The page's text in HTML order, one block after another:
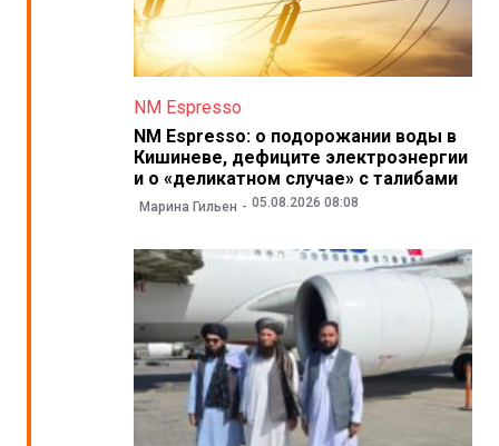
NM Espresso
NM Espresso: о подорожании воды в
Кишиневе, дефиците электроэнергии
и о «деликатном случае» с талибами
Марина Гильен 05.08.2026 08:08